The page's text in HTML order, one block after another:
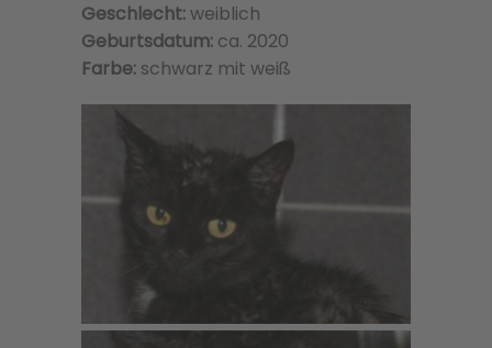
Geschlecht:weiblich
Geburtsdatum: ca. 2020
Farbe: schwarz mit weiß